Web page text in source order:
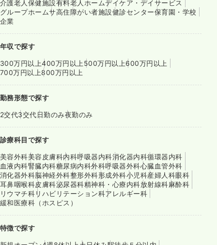
介護老人保健施設有料老人ホームデイケア・デイサービス
グループホームサ高住障がい者施設健診センター保育園・学校
企業
年収で探す
300万円以上400万円以上 500万円以上600万円以上
700万円以上800万円以上
勤務形態で探す
2交代3交代日勤のみ夜勤のみ
診療科目で探す
美容外科美容皮膚科内科呼吸器内科消化器内科循環器内科
血液内科腎臓内科糖尿病内科外科呼吸器外科心臓血管外科
消化器外科脳神経外科整形外科形成外科小児科産婦人科眼科
耳鼻咽喉科皮膚科泌尿器科精神科・心療内科放射線科麻酔科
リウマチ科リハビリテーション科アレルギー科
緩和医療科（ホスピス）
特徴で探す